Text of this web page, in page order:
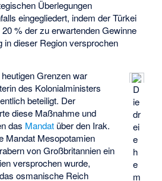
Überlegungen
eingegliedert, indem der Türkei
% der zu erwartenden Gewinne
in dieser Region versprochen
D
ie
dr
ei
e
h
e
m
Grenzen war
des Kolonialministers
beteiligt. Der
diese Maßnahme und
das Mandat über den Irak.
Mandat Mesopotamien
von Großbritannien ein
versprochen wurde,
osmanische Reich